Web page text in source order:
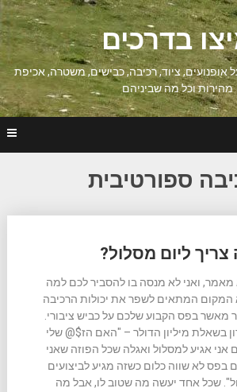
בדרכים
אופנועים, ציוד, רכיבה, כבישים, משטרה, אכיפת
מהירות וכל מה שביניהם
ספורטיבית
צריך ליום מסלול?
מאמר, ואני לא מנסה בו להסביר לכם למה
המקום המתאים לשפר את יכולות הרכיבה
מאשר בפס הקבוע שלכם על כביש ציבורי.
בשאלת מיליון הדולר – "האם הז$@ שלי
אני אגיע למסלול ואגלה שכל הפוזה שאני
בפס לא שווה כלום כשזה מגיע לביצועים
שכל אחד יעשה מה שטוב לו, אבל מה